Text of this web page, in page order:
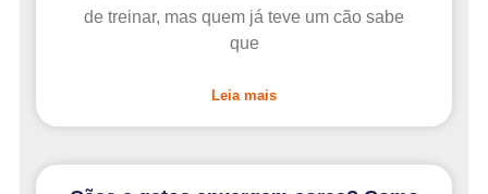
de treinar, mas quem já teve um cão sabe
que
Leia mais